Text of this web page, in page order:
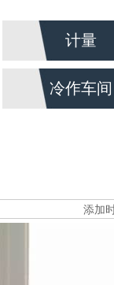
计量
冷作车间
添加